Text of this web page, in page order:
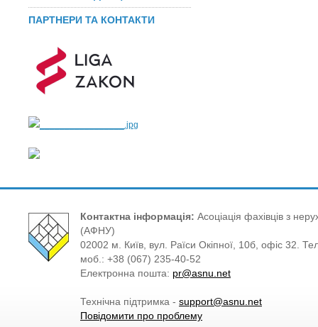
ПАРТНЕРИ ТА КОНТАКТИ
Контактна інформація: Асоціація фахівців з
(АФНУ)
02002 м. Київ, вул. Раїси Окіпної, 10б, офіс 32.
моб.: +38 (067) 235-40-52
Електронна пошта: pr@asnu.net
Технічна підтримка - support@asnu.net
Повідомити про проблему